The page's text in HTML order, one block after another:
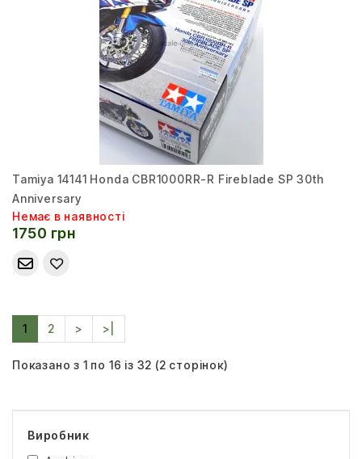
Tamiya 14141 Honda CBR1000RR-R Fireblade SP 30th
Anniversary
Немає в наявності
1750 грн
1 2 > >|
Показано з 1 по 16 із 32 (2 сторінок)
Виробник